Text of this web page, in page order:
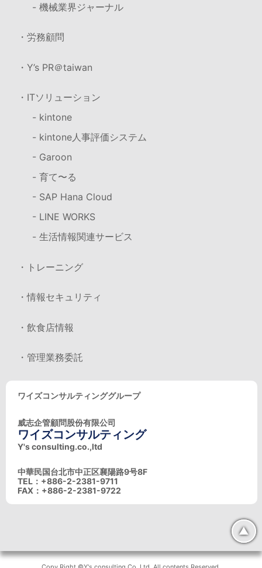
- 機械業界ジャーナル
・労務顧問
・Y’s PR＠taiwan
・ITソリューション
- kintone
- kintone人事評価システム
- Garoon
- 育て〜る
- SAP Hana Cloud
- LINE WORKS
- 生活情報関連サービス
・トレーニング
・情報セキュリティ
・飲食店情報
・管理業務委託
ワイズコンサルティンググループ
威志企管顧問股份有限公司
ワイズコンサルティング
Y's consulting.co.,ltd
中華民国台北市中正区襄陽路9号8F
TEL：+886-2-2381-9711
FAX：+886-2-2381-9722
▲